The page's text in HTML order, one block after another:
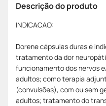
Descrição do produto
INDICACAO:
Dorene cápsulas duras é
tratamento da dor
funcionamento dos nervos
adultos; como terapia
(convulsões), com ou sem
adultos; tratamento do